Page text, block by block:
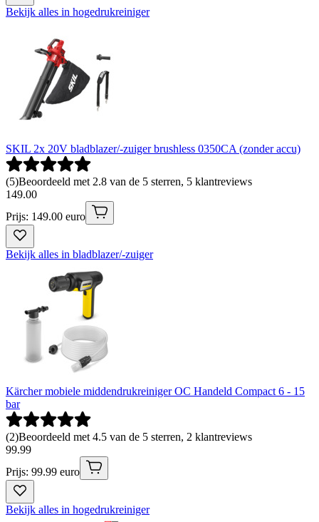
Bekijk alles in hogedrukreiniger
SKIL 2x 20V bladblazer/-zuiger brushless 0350CA (zonder accu)
(5)Beoordeeld met 2.8 van de 5 sterren, 5 klantreviews
149.00
Prijs: 149.00 euro
Bekijk alles in bladblazer/-zuiger
Kärcher mobiele middendrukreiniger OC Handeld Compact 6 - 15
bar
(2)Beoordeeld met 4.5 van de 5 sterren, 2 klantreviews
99.99
Prijs: 99.99 euro
Bekijk alles in hogedrukreiniger